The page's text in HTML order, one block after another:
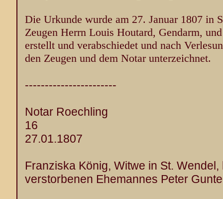
Die Urkunde wurde am 27. Januar 1807 in
Zeugen Herrn Louis Houtard, Gendarm,
erstellt und verabschiedet und nach
den Zeugen und dem Notar unterzeichnet.
-----------------------
Notar Roechling
16
27.01.1807
Franziska König, Witwe in St.
verstorbenen Ehemannes Peter